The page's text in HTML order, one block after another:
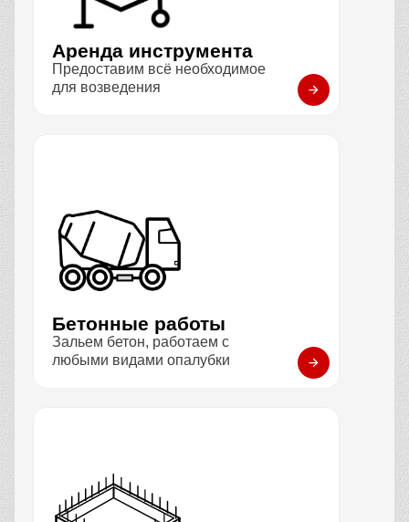
Аренда инструмента
Предоставим всё необходимое
для возведения
Бетонные работы
Зальем бетон, работаем с
любыми видами опалубки